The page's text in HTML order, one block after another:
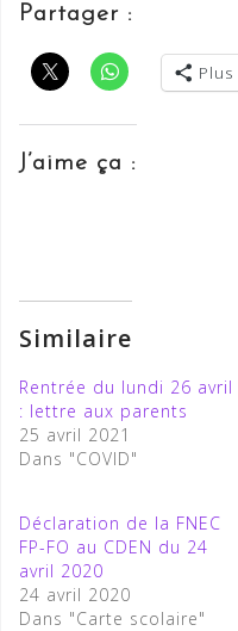
Partager :
Plus
J’aime ça :
Similaire
Rentrée du lundi 26 avril
: lettre aux parents
25 avril 2021
Dans "COVID"
Déclaration de la FNEC
FP-FO au CDEN du 24
avril 2020
24 avril 2020
Dans "Carte scolaire"